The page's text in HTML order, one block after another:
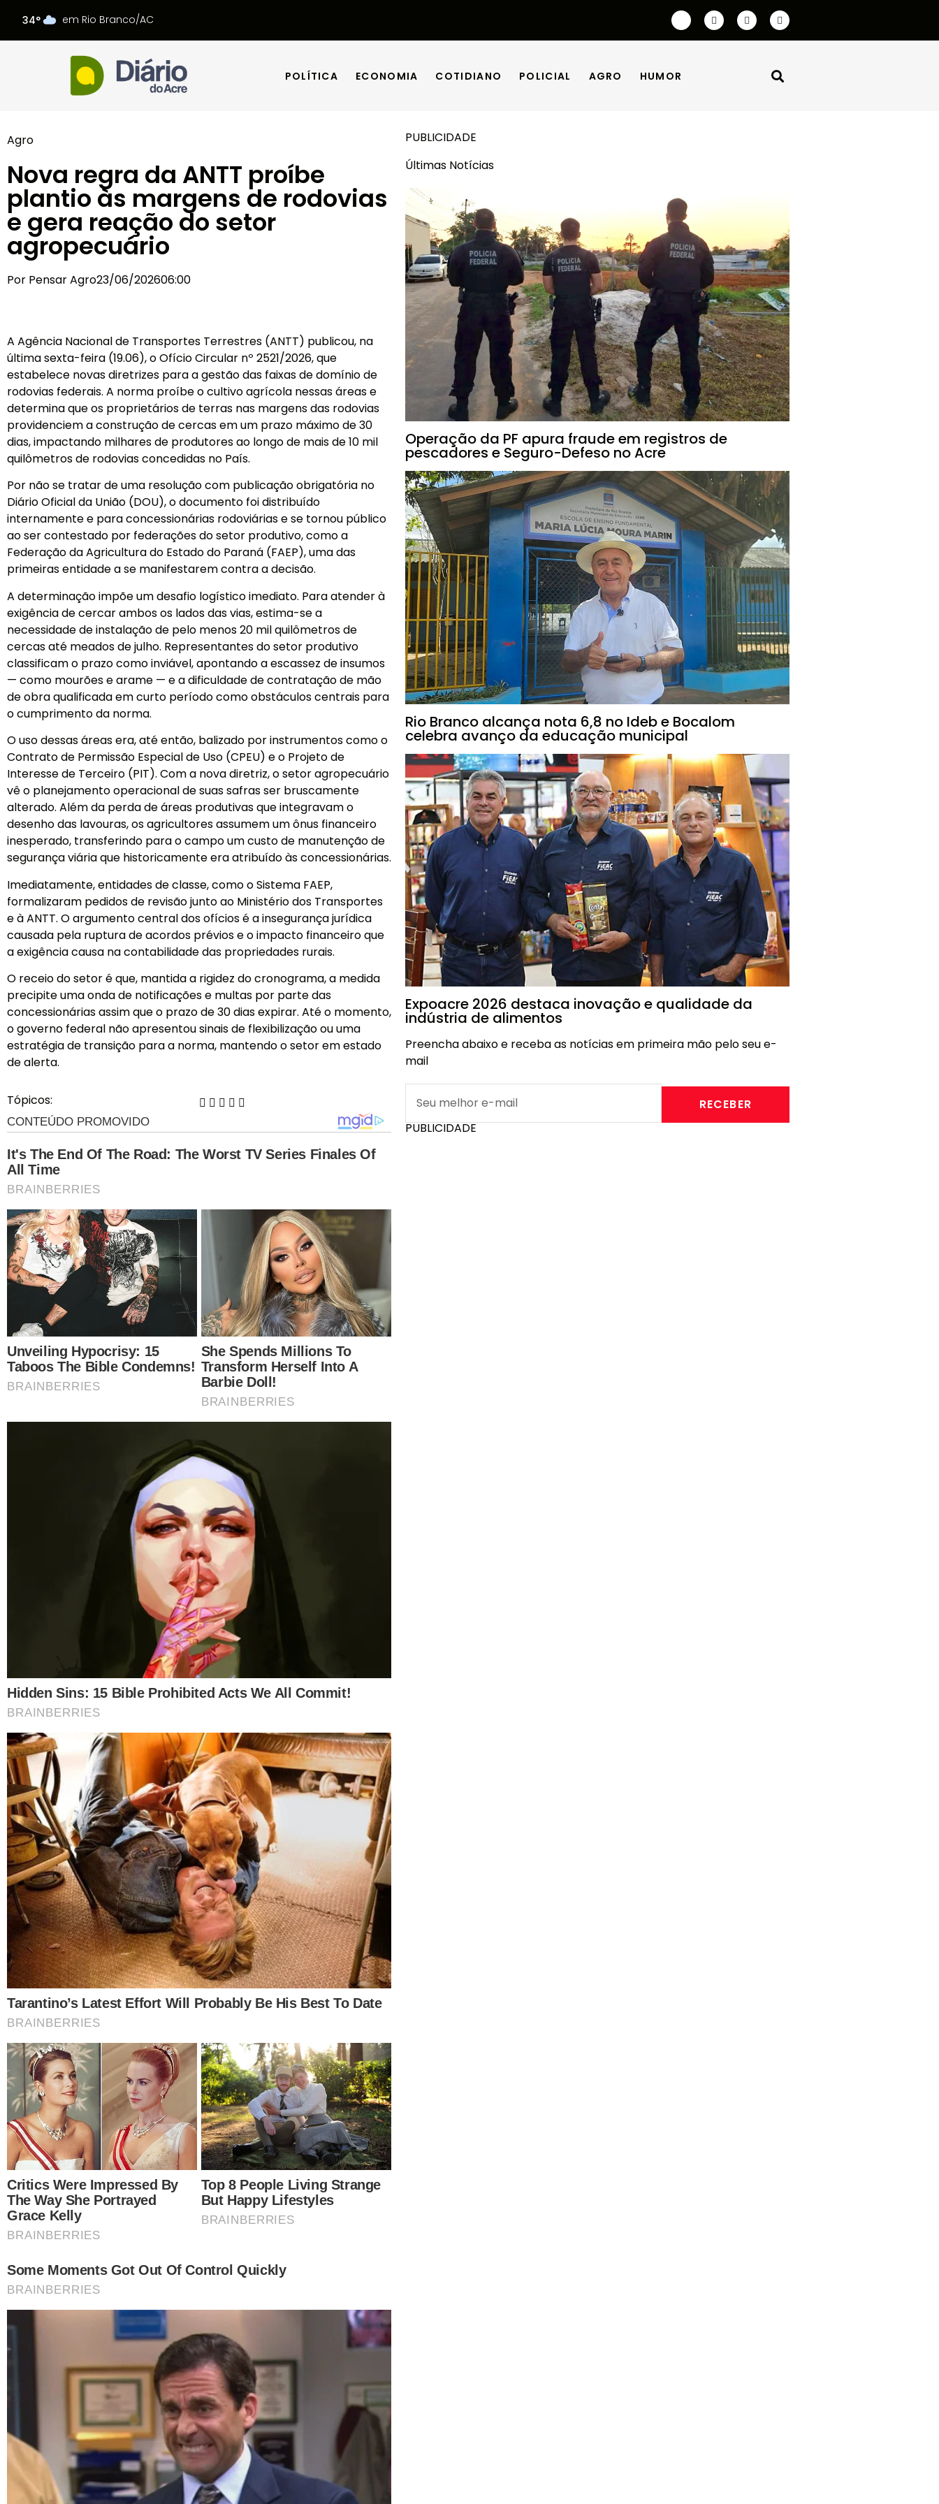
34° em Rio Branco/AC
POLÍTICA ECONOMIA COTIDIANO POLICIAL AGRO HUMOR
POLÍTICA ECONOMIA COTIDIANO POLICIAL AGRO HUMOR
Agro
Nova regra da ANTT proíbe
plantio às margens de rodovias
e gera reação do setor
agropecuário
Por Pensar Agro23/06/202606:00
A Agência Nacional de Transportes Terrestres (ANTT) publicou, na
última sexta-feira (19.06), o Ofício Circular nº 2521/2026, que
estabelece novas diretrizes para a gestão das faixas de domínio de
rodovias federais. A norma proíbe o cultivo agrícola nessas áreas e
determina que os proprietários de terras nas margens das rodovias
providenciem a construção de cercas em um prazo máximo de 30
dias, impactando milhares de produtores ao longo de mais de 10 mil
quilômetros de rodovias concedidas no País.
Por não se tratar de uma resolução com publicação obrigatória no
Diário Oficial da União (DOU), o documento foi distribuído
internamente e para concessionárias rodoviárias e se tornou público
ao ser contestado por federações do setor produtivo, como a
Federação da Agricultura do Estado do Paraná (FAEP), uma das
primeiras entidade a se manifestarem contra a decisão.
A determinação impõe um desafio logístico imediato. Para atender à
exigência de cercar ambos os lados das vias, estima-se a
necessidade de instalação de pelo menos 20 mil quilômetros de
cercas até meados de julho. Representantes do setor produtivo
classificam o prazo como inviável, apontando a escassez de insumos
— como mourões e arame — e a dificuldade de contratação de mão
de obra qualificada em curto período como obstáculos centrais para
o cumprimento da norma.
O uso dessas áreas era, até então, balizado por instrumentos como o
Contrato de Permissão Especial de Uso (CPEU) e o Projeto de
Interesse de Terceiro (PIT). Com a nova diretriz, o setor agropecuário
vê o planejamento operacional de suas safras ser bruscamente
alterado. Além da perda de áreas produtivas que integravam o
desenho das lavouras, os agricultores assumem um ônus financeiro
inesperado, transferindo para o campo um custo de manutenção de
segurança viária que historicamente era atribuído às concessionárias.
Imediatamente, entidades de classe, como o Sistema FAEP,
formalizaram pedidos de revisão junto ao Ministério dos Transportes
e à ANTT. O argumento central dos ofícios é a insegurança jurídica
causada pela ruptura de acordos prévios e o impacto financeiro que
a exigência causa na contabilidade das propriedades rurais.
O receio do setor é que, mantida a rigidez do cronograma, a medida
precipite uma onda de notificações e multas por parte das
concessionárias assim que o prazo de 30 dias expirar. Até o momento,
o governo federal não apresentou sinais de flexibilização ou uma
estratégia de transição para a norma, mantendo o setor em estado
de alerta.
Tópicos:
PUBLICIDADE
Últimas Notícias
Operação da PF apura fraude em registros de
pescadores e Seguro-Defeso no Acre
Rio Branco alcança nota 6,8 no Ideb e Bocalom
celebra avanço da educação municipal
Expoacre 2026 destaca inovação e qualidade da
indústria de alimentos
Preencha abaixo e receba as notícias em primeira mão pelo seu e-
mail
RECEBER
PUBLICIDADE